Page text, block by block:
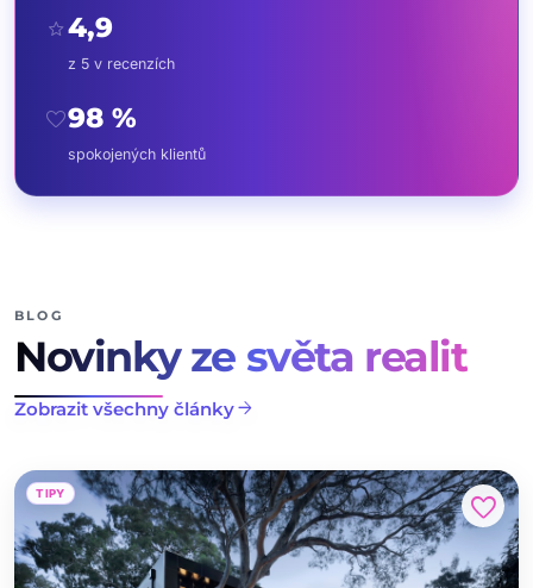
star4,9
z 5 v recenzích
favorite98 %
spokojených klientů
BLOG
Novinky ze světa realit
Zobrazit všechny článkyarrow_forward
TIPY favorite